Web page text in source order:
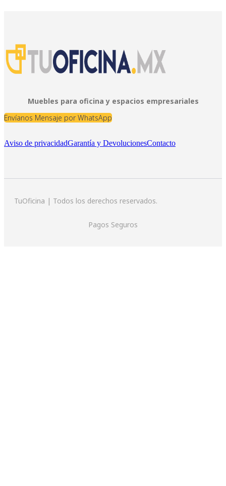
Muebles para oficina y espacios empresariales
Envíanos Mensaje por WhatsApp
Aviso de privacidadGarantía y DevolucionesContacto
TuOficina | Todos los derechos reservados.
Pagos Seguros